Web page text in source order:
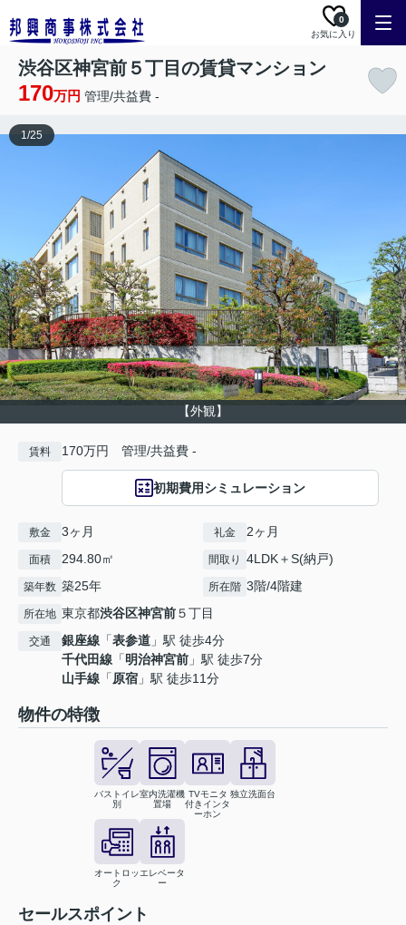
お気に入り
0
渋谷区神宮前５丁目の賃貸マンション
170万円 管理/共益費 -
【外観】
1/25
賃料 170万円 管理/共益費 -
初期費用シミュレーション
敷金 3ヶ月 礼金 2ヶ月
面積 294.80㎡ 間取り 4LDK＋S(納戸)
築年数 築25年 所在階 3階/4階建
所在地 東京都渋谷区神宮前５丁目
交通 銀座線 「表参道 」駅 徒歩4分
千代田線 「明治神宮前 」駅 徒歩7分
山手線 「原宿 」駅 徒歩11分
物件の特徴
バストイレ
別
室内洗濯機
置場
TVモニタ
付きインタ
ーホン
独立洗面台
オートロッ
ク
エレベータ
ー
セールスポイント